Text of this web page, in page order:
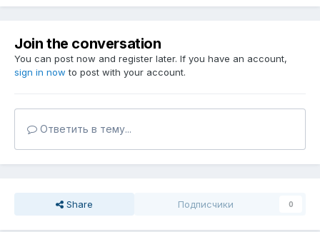
Join the conversation
You can post now and register later. If you have an account,
sign in now to post with your account.
Ответить в тему...
Share Подписчики 0